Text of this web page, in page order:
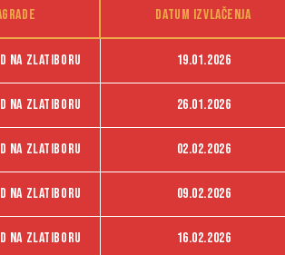
Datum izvlačenja
na Zlatiboru 19.01.2026
na Zlatiboru 26.01.2026
na Zlatiboru 02.02.2026
na Zlatiboru 09.02.2026
na Zlatiboru 16.02.2026